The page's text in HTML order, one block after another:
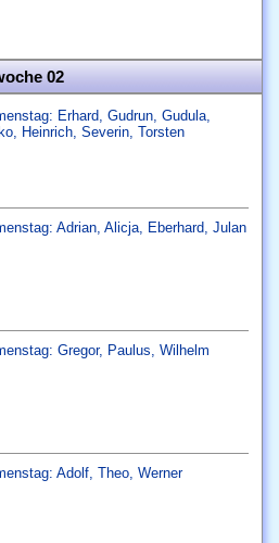
02
Erhard Gudrun, Gudula,
, Heinrich, Severin, Torsten
Adrian, Alicja, Eberhard Julan
Gregor, Paulus Wilhelm
Adolf, Theo, Werner